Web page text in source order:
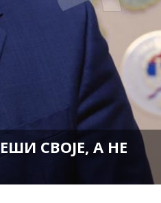
СВОЈЕ, А НЕ